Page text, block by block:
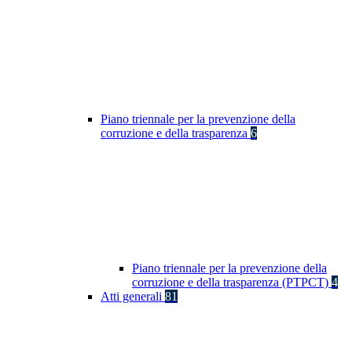
Piano triennale per la prevenzione della
corruzione e della trasparenza 6
Piano triennale per la prevenzione della
corruzione e della trasparenza (PTPCT) 4
Atti generali 81